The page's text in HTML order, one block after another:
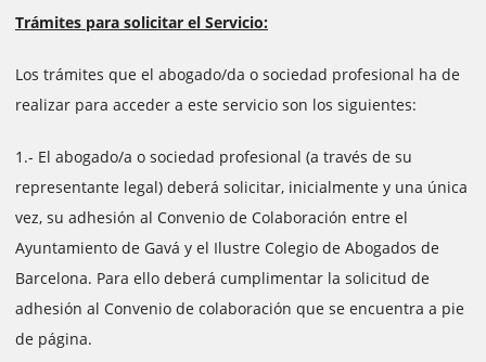
Trámites para solicitar el Servicio:
Los trámites que el abogado/da o sociedad profesional ha de
realizar para acceder a este servicio son los siguientes:
1.- El abogado/a o sociedad profesional (a través de su
representante legal) deberá solicitar, inicialmente y una única
vez, su adhesión al Convenio de Colaboración entre el
Ayuntamiento de Gavá y el Ilustre Colegio de Abogados de
Barcelona. Para ello deberá cumplimentar la solicitud de
adhesión al Convenio de colaboración que se encuentra a pie
de página.